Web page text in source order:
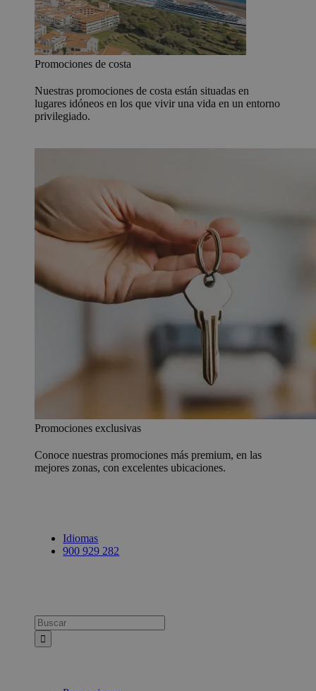
Promociones de costa
Nuestras promociones de costa están situadas en
lugares idóneos en los que vivir una vida en un entorno
privilegiado.
Promociones exclusivas
Conoce nuestras promociones más premium, en las
mejores zonas, con excelentes ubicaciones.
Idiomas
900 929 282
Busca: